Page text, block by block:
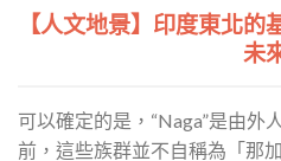
【人文地景】印度東北
未
可以確定的是，“Naga”是由外
前，這些族群並不自稱為「那